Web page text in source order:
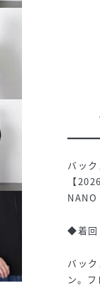
バッ
【
◆着回
バッ
ン。